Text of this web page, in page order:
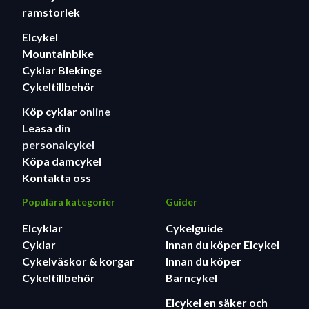
ramstorlek
Elcykel
Mountainbike
Cyklar Blekinge
Cykeltillbehör
Köp cyklar online
Leasa din
personalcykel
Köpa damcykel
Kontakta oss
Populära kategorier
Elcyklar
Cyklar
Cykelväskor & korgar
Cykeltillbehör
Guider
Cykelguide
Innan du köper Elcykel
Innan du köper
Barncykel
Elcykel en säker och